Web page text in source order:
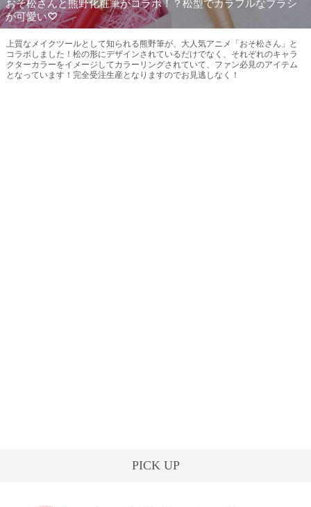
おそ松さんと熊野化粧筆がコラボ！？松型でカラフルなブラシ
が可愛い♡
上質なメイクツールとして知られる熊野筆が、大人気アニメ「おそ松さん」と
コラボしました！松の形にデザインされているだけでなく、それぞれのキャラ
クターカラーをイメージしてカラーリングされていて、ファン必見のアイテム
となっています！完全受注生産となりますのでお見逃しなく！
PICK UP